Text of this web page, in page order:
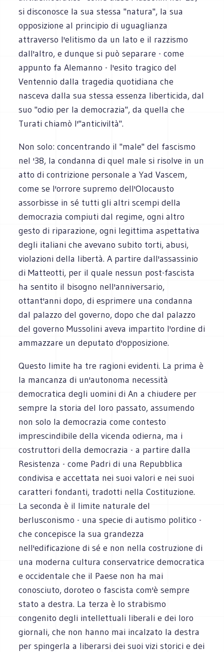
si disconosce la sua stessa "natura", la sua
opposizione al principio di uguaglianza
attraverso l'elitismo da un lato e il razzismo
dall'altro, e dunque si può separare - come
appunto fa Alemanno - l'esito tragico del
Ventennio dalla tragedia quotidiana che
nasceva dalla sua stessa essenza liberticida, dal
suo "odio per la democrazia", da quella che
Turati chiamò l'"anticiviltà".
Non solo: concentrando il "male" del fascismo
nel '38, la condanna di quel male si risolve in un
atto di contrizione personale a Yad Vascem,
come se l'orrore supremo dell'Olocausto
assorbisse in sé tutti gli altri scempi della
democrazia compiuti dal regime, ogni altro
gesto di riparazione, ogni legittima aspettativa
degli italiani che avevano subito torti, abusi,
violazioni della libertà. A partire dall'assassinio
di Matteotti, per il quale nessun post-fascista
ha sentito il bisogno nell'anniversario,
ottant'anni dopo, di esprimere una condanna
dal palazzo del governo, dopo che dal palazzo
del governo Mussolini aveva impartito l'ordine di
ammazzare un deputato d'opposizione.
Questo limite ha tre ragioni evidenti. La prima è
la mancanza di un'autonoma necessità
democratica degli uomini di An a chiudere per
sempre la storia del loro passato, assumendo
non solo la democrazia come contesto
imprescindibile della vicenda odierna, ma i
costruttori della democrazia - a partire dalla
Resistenza - come Padri di una Repubblica
condivisa e accettata nei suoi valori e nei suoi
caratteri fondanti, tradotti nella Costituzione.
La seconda è il limite naturale del
berlusconismo - una specie di autismo politico -
che concepisce la sua grandezza
nell'edificazione di sé e non nella costruzione di
una moderna cultura conservatrice democratica
e occidentale che il Paese non ha mai
conosciuto, doroteo o fascista com'è sempre
stato a destra. La terza è lo strabismo
congenito degli intellettuali liberali e dei loro
giornali, che non hanno mai incalzato la destra
per spingerla a liberarsi dei suoi vizi storici e dei